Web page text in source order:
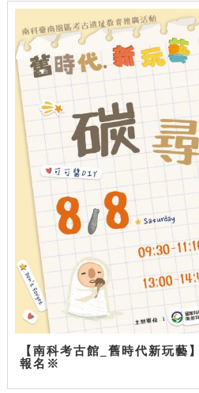
【南科考古館_舊時代新玩
報名※